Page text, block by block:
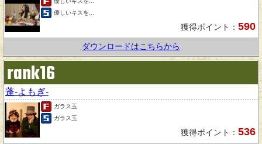
優しいキスを...
獲得ポイント： 590
ダウンロードはこちらから
rank16
蓬-よもぎ-
ガラス玉
ガラス玉
獲得ポイント： 536